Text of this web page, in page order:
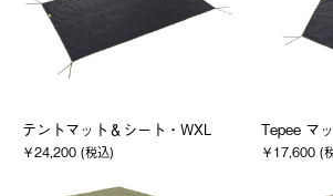
テントマット＆シート・WXL
￥24,200 (税込)
Tepee マ
￥17,600 (